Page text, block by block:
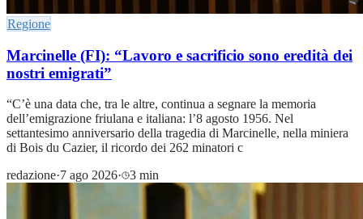
Regione
Marcinelle (FI): “Lavoro e sacrificio sono eredità dei
nostri emigrati”
“C’è una data che, tra le altre, continua a segnare la memoria
dell’emigrazione friulana e italiana: l’8 agosto 1956. Nel
settantesimo anniversario della tragedia di Marcinelle, nella miniera
di Bois du Cazier, il ricordo dei 262 minatori c
redazione·7 ago 2026· 3 min